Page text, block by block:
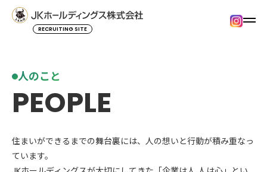
RECRUITING SITE
人のこと
PEOPLE
住まいができるまでの舞台裏には、人の想いと行動が積み重なっ
ています。